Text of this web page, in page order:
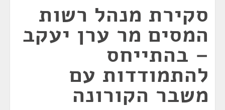
סקירת מנהל רשות
המסים מר ערן יעקב
– בהתייחס
להתמודדות עם
משבר הקורונה